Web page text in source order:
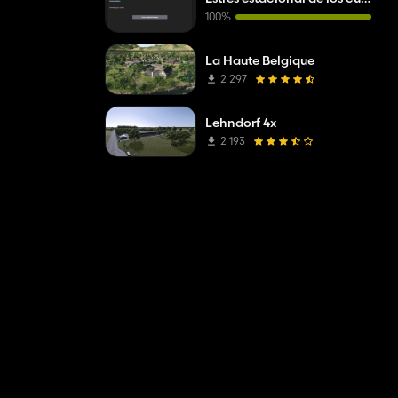
100%
La Haute Belgique
2 297
Lehndorf 4x
2 193